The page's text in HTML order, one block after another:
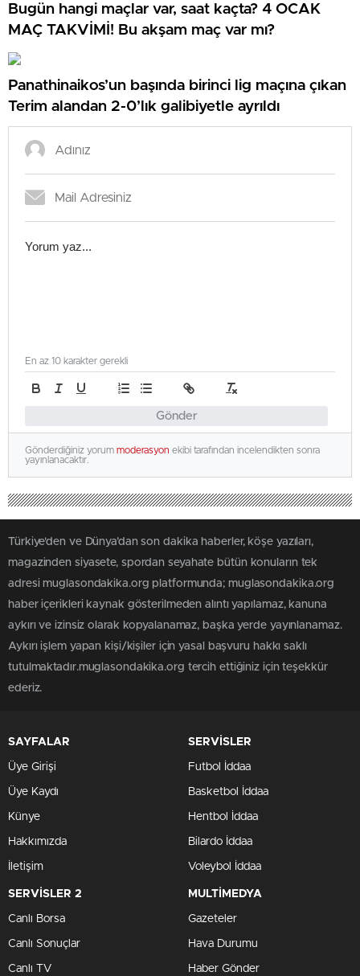
Bugün hangi maçlar var, saat kaçta? 4 OCAK
MAÇ TAKVİMİ! Bu akşam maç var mı?
Panathinaikos’un başında birinci lig maçına çıkan
Terim alandan 2-0’lık galibiyetle ayrıldı
Gönder
En az 10 karakter gerekli
Gönderdiğiniz yorum moderasyon ekibi tarafından incelendikten sonra
yayınlanacaktır.
Türkiye'den ve Dünya’dan son dakika haberler, köşe yazıları,
magazinden siyasete, spordan seyahate bütün konuların tek
adresi muglasondakika.org platformunda; muglasondakika.org
haber içerikleri kaynak gösterilmeden alıntı yapılamaz, kanuna
aykırı ve izinsiz olarak kopyalanamaz, başka yerde yayınlanamaz.
Aykırı işlem yapan kişi/kişiler için yasal başvuru hakkı saklı
tutulmaktadır.muglasondakika.org tercih ettiğiniz için teşekkür
ederiz.
SAYFALAR
Üye Girişi
Üye Kaydı
Künye
Hakkımızda
İletişim
SERVİSLER
Futbol İddaa
Basketbol İddaa
Hentbol İddaa
Bilardo İddaa
Voleybol İddaa
SERVİSLER 2
Canlı Borsa
Canlı Sonuçlar
Canlı TV
MULTİMEDYA
Gazeteler
Hava Durumu
Haber Gönder